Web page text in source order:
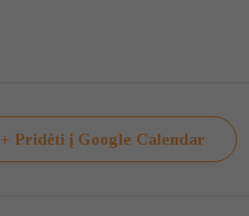
+ Pridėti į Google Calendar